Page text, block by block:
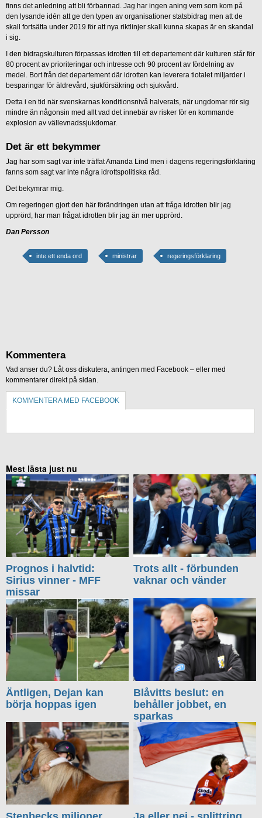
finns det anledning att bli förbannad. Jag har ingen aning vem som kom på
den lysande idén att ge den typen av organisationer statsbidrag men att de
skall fortsätta under 2019 för att nya riktlinjer skall kunna skapas är en skandal
i sig.
I den bidragskulturen förpassas idrotten till ett departement där kulturen står för
80 procent av prioriteringar och intresse och 90 procent av fördelning av
medel. Bort från det departement där idrotten kan leverera tiotalet miljarder i
besparingar för äldrevård, sjukförsäkring och sjukvård.
Detta i en tid när svenskarnas konditionsnivå halverats, när ungdomar rör sig
mindre än någonsin med allt vad det innebär av risker för en kommande
explosion av vällevnadssjukdomar.
Det är ett bekymmer
Jag har som sagt var inte träffat Amanda Lind men i dagens regeringsförklaring
fanns som sagt var inte några idrottspolitiska råd.
Det bekymrar mig.
Om regeringen gjort den här förändringen utan att fråga idrotten blir jag
upprörd, har man frågat idrotten blir jag än mer upprörd.
Dan Persson
inte ett enda ord ministrar regeringsförklaring
Kommentera
Vad anser du? Låt oss diskutera, antingen med Facebook – eller med
kommentarer direkt på sidan.
KOMMENTERA MED FACEBOOK
Mest lästa just nu
Prognos i halvtid:
Sirius vinner - MFF
missar
Trots allt - förbunden
vaknar och vänder
Äntligen, Dejan kan
börja hoppas igen
Blåvitts beslut: en
behåller jobbet, en
sparkas